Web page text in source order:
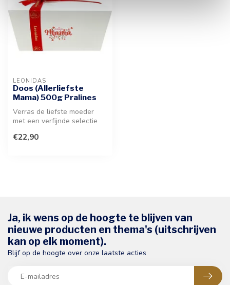
LEONIDAS
Doos (Allerliefste
Mama) 500g Pralines
Verras de liefste moeder
met een verfijnde selectie
fee...
€22,90
Ja, ik wens op de hoogte te blijven van
nieuwe producten en thema's (uitschrijven
kan op elk moment).
Blijf op de hoogte over onze laatste acties